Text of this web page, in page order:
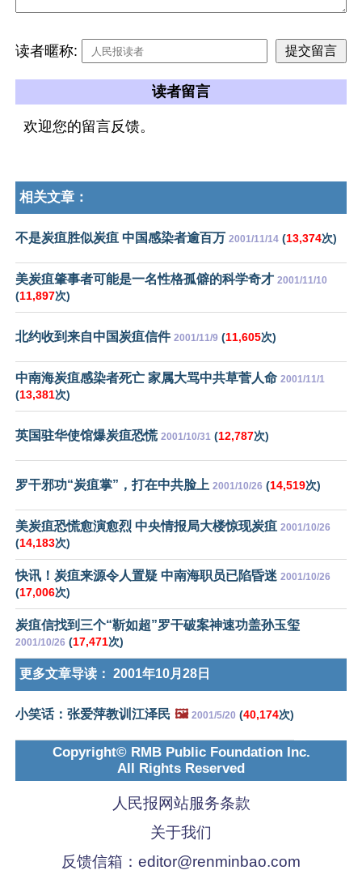
读者暱称:
读者留言
欢迎您的留言反馈。
相关文章：
不是炭疽胜似炭疽 中国感染者逾百万 2001/11/14 (13,374次)
美炭疽肇事者可能是一名性格孤僻的科学奇才 2001/11/10
(11,897次)
北约收到来自中国炭疽信件 2001/11/9 (11,605次)
中南海炭疽感染者死亡 家属大骂中共草菅人命 2001/11/1
(13,381次)
英国驻华使馆爆炭疽恐慌 2001/10/31 (12,787次)
罗干邪功“炭疽掌”，打在中共脸上 2001/10/26 (14,519次)
美炭疽恐慌愈演愈烈 中央情报局大楼惊现炭疽 2001/10/26
(14,183次)
快讯！炭疽来源令人置疑 中南海职员已陷昏迷 2001/10/26
(17,006次)
炭疽信找到三个“靳如超”罗干破案神速功盖孙玉玺
2001/10/26 (17,471次)
更多文章导读： 2001年10月28日
小笑话：张爱萍教训江泽民 🖼️ 2001/5/20 (40,174次)
Copyright© RMB Public Foundation Inc.
All Rights Reserved
人民报网站服务条款
关于我们
反馈信箱： editor@renminbao.com